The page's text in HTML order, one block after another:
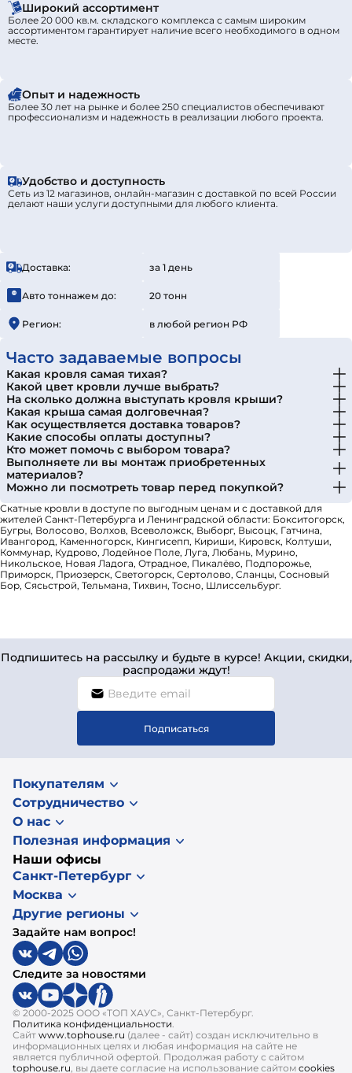
Широкий ассортимент
Более 20 000 кв.м. складского комплекса с самым широким
ассортиментом гарантирует наличие всего необходимого в одном
месте.
Опыт и надежность
Более 30 лет на рынке и более 250 специалистов обеспечивают
профессионализм и надежность в реализации любого проекта.
Удобство и доступность
Сеть из 12 магазинов, онлайн-магазин с доставкой по всей России
делают наши услуги доступными для любого клиента.
Доставка: за 1 день
Авто тоннажем до: 20 тонн
Регион: в любой регион РФ
Часто задаваемые вопросы
Какая кровля самая тихая?
Какой цвет кровли лучше выбрать?
На сколько должна выступать кровля крыши?
Какая крыша самая долговечная?
Как осуществляется доставка товаров?
Какие способы оплаты доступны?
Кто может помочь с выбором товара?
Выполняете ли вы монтаж приобретенных
материалов?
Можно ли посмотреть товар перед покупкой?
Скатные кровли в доступе по выгодным ценам и с доставкой для
жителей Санкт-Петербурга и Ленинградской области: Бокситогорск,
Бугры, Волосово, Волхов, Всеволожск, Выборг, Высоцк, Гатчина,
Ивангород, Каменногорск, Кингисепп, Кириши, Кировск, Колтуши,
Коммунар, Кудрово, Лодейное Поле, Луга, Любань, Мурино,
Никольское, Новая Ладога, Отрадное, Пикалёво, Подпорожье,
Приморск, Приозерск, Светогорск, Сертолово, Сланцы, Сосновый
Бор, Сясьстрой, Тельмана, Тихвин, Тосно, Шлиссельбург.
Подпишитесь на рассылку и будьте в курсе! Акции, скидки,
распродажи ждут!
Подписаться
Покупателям
Сотрудничество
О нас
Полезная информация
Наши офисы
Санкт-Петербург
Москва
Другие регионы
Задайте нам вопрос!
Следите за новостями
© 2000-2025 ООО «ТОП ХАУС», Санкт-Петербург.
Политика конфиденциальности.
Сайт www.tophouse.ru (далее - сайт) создан исключительно в
информационных целях и любая информация на сайте не
является публичной офертой. Продолжая работу с сайтом
tophouse.ru, вы даете согласие на использование сайтом cookies